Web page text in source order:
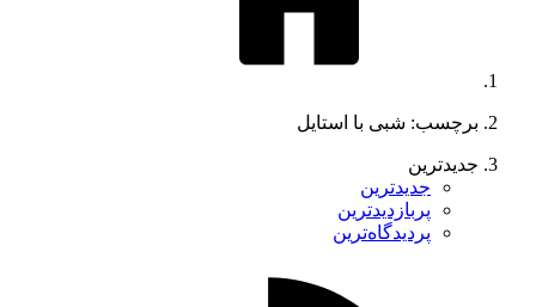
برچسب: شبی با استایل
جدیدترین
جدیدترین
پربازدیدترین
پردیدگاه‌ترین